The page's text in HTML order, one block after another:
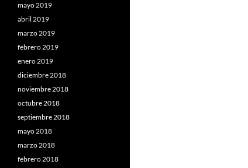
mayo 2019
abril 2019
marzo 2019
febrero 2019
enero 2019
diciembre 2018
noviembre 2018
octubre 2018
septiembre 2018
mayo 2018
marzo 2018
febrero 2018